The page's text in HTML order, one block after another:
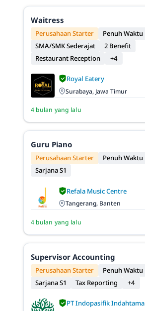
Waitress
Perusahaan Starter
Penuh Waktu
SMA/SMK Sederajat
2 Benefit
Restaurant Reception
+4
Royal Eatery
Surabaya, Jawa Timur
4 bulan yang lalu
Guru Piano
Perusahaan Starter
Penuh Waktu
Sarjana S1
Refala Music Centre
Tangerang, Banten
4 bulan yang lalu
Supervisor Accounting
Perusahaan Starter
Penuh Waktu
Sarjana S1
Tax Reporting +4
PT Indopasifik Indahtama